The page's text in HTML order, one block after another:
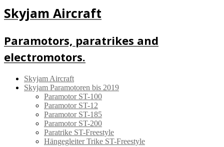
Skip
to
Skyjam Aircraft
Paramotors, paratrikes and
electromotors.
Skyjam Aircraft
Skyjam Paramotoren bis 2019
Paramotor ST-100
Paramotor ST-12
Paramotor ST-185
Paramotor ST-200
Paratrike ST-Freestyle
Hängegleiter Trike ST-Freestyle